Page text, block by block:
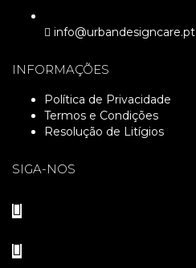
info@urbandesigncare.pt
INFORMAÇÕES
Política de Privacidade
Termos e Condições
Resolução de Litígios
SIGA-NOS